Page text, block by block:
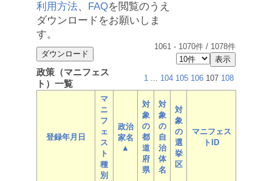
利用方法、 FAQを閲覧のうえ
ダウンロードをお願いしま
す。
1061 - 1070件 / 1078件
政策（マニフェス
ト）一覧
1 ... 104 105 106 107 108
登録年月日
マ
ニ
フ
ェ
ス
ト
種
別
政治
家名
▲
対
象
の
都
道
府
県
対
象
の
自
治
体
名
対
象
の
選
挙
区
マニフェス
トID